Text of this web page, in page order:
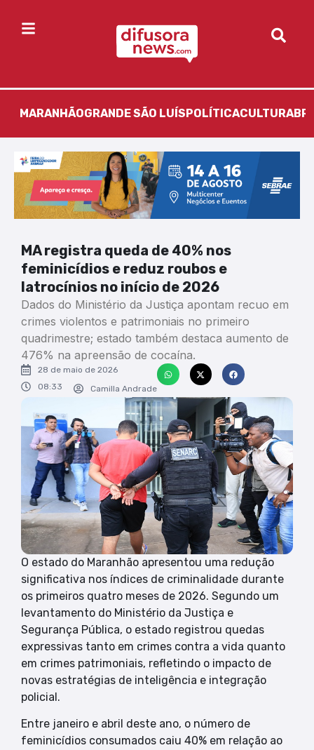
MARANHÃOGRANDE SÃO LUÍS POLÍTICACULTURA
MA registra queda de 40% nos
feminicídios e reduz roubos e
latrocínios no início de 2026
Dados do Ministério da Justiça apontam recuo em
crimes violentos e patrimoniais no primeiro
quadrimestre; estado também destaca aumento de
476% na apreensão de cocaína.
28 de maio de 2026
08:33
Camilla Andrade
O estado do Maranhão apresentou uma redução
significativa nos índices de criminalidade durante
os primeiros quatro meses de 2026. Segundo um
levantamento do Ministério da Justiça e
Segurança Pública, o estado registrou quedas
expressivas tanto em crimes contra a vida quanto
em crimes patrimoniais, refletindo o impacto de
novas estratégias de inteligência e integração
policial.
Entre janeiro e abril deste ano, o número de
feminicídios consumados caiu 40% em relação ao